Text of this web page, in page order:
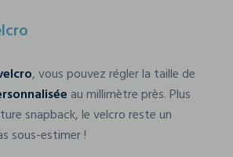
, vous pouvez régler la taille de
au millimètre près. Plus
snapback, le velcro reste un
sous-estimer !